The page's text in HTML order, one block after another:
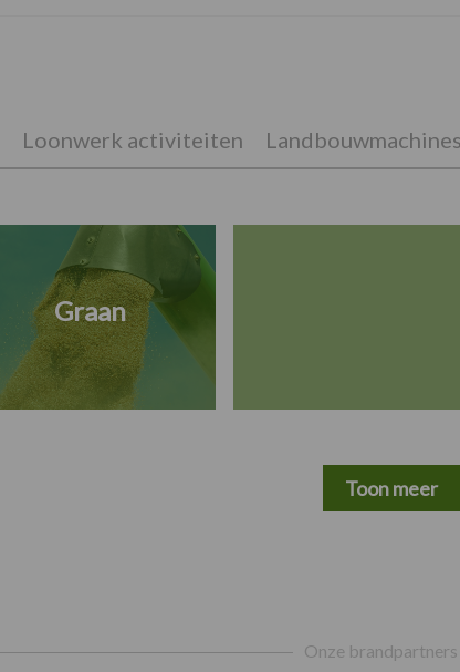
Loonwerk activiteiten Landbouwmachines
Graan
Toon meer
Onze brandpartners